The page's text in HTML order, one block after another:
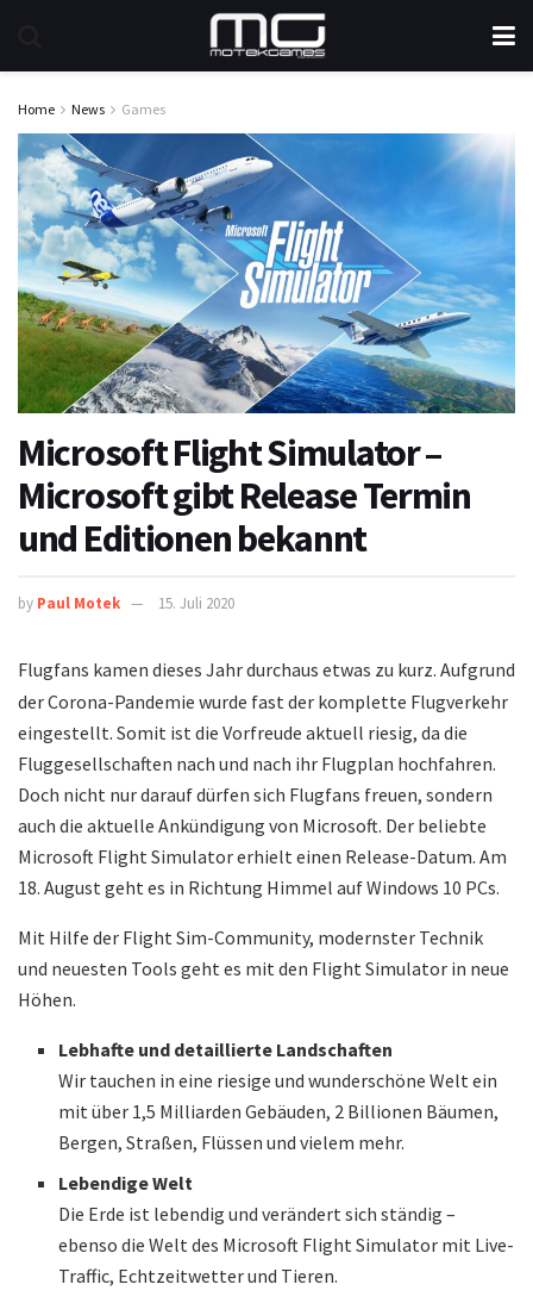
Home News Games
Microsoft Flight Simulator –
Microsoft gibt Release Termin
und Editionen bekannt
by Paul Motek 15. Juli 2020
Flugfans kamen dieses Jahr durchaus etwas zu kurz. Aufgrund
der Corona-Pandemie wurde fast der komplette Flugverkehr
eingestellt. Somit ist die Vorfreude aktuell riesig, da die
Fluggesellschaften nach und nach ihr Flugplan hochfahren.
Doch nicht nur darauf dürfen sich Flugfans freuen, sondern
auch die aktuelle Ankündigung von Microsoft. Der beliebte
Microsoft Flight Simulator erhielt einen Release-Datum. Am
18. August geht es in Richtung Himmel auf Windows 10 PCs.
Mit Hilfe der Flight Sim-Community, modernster Technik
und neuesten Tools geht es mit den Flight Simulator in neue
Höhen.
Lebhafte und detaillierte Landschaften
Wir tauchen in eine riesige und wunderschöne Welt ein
mit über 1,5 Milliarden Gebäuden, 2 Billionen Bäumen,
Bergen, Straßen, Flüssen und vielem mehr.
Lebendige Welt
Die Erde ist lebendig und verändert sich ständig –
ebenso die Welt des Microsoft Flight Simulator mit Live-
Traffic, Echtzeitwetter und Tieren.